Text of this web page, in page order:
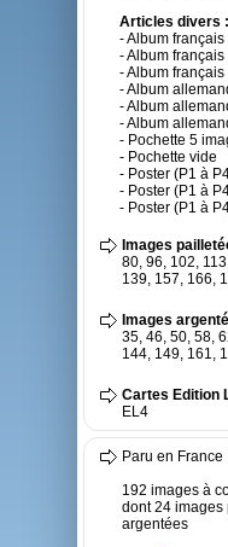
Articles divers :
- Album français
- Album
- Album
- Album
- Album
- Album
- Pochette 5
- Pochette vide
- Poster (P1 à
- Poster (P1 à
- Poster (P1 à
Images
80, 96, 102,
139, 157, 166,
Images
35, 46, 50, 58,
144, 149, 161,
Cartes Edition
EL4
Paru en France
192 images à
dont 24 images
argentées